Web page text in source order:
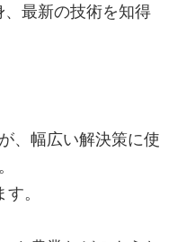
最新の技術を知得
、幅広い解決策に使
。